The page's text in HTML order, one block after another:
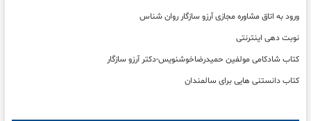
ورود به اتاق مشاوره مجازی آرزو سازگار روان شناس
نوبت دهی اینترنتی
کتاب شادکامی مولفین حمیدرضاخوشنویس-دکتر آرزو سازگار
کتاب دانستنی هایی برای سالمندان